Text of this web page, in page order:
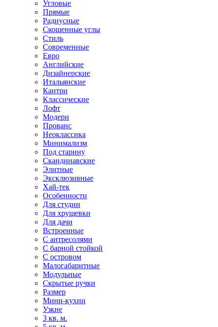
Угловые
Прямые
Радиусные
Скошенные углы
Стиль
Современные
Евро
Английские
Дизайнерские
Итальянские
Кантри
Классические
Лофт
Модерн
Прованс
Неоклассика
Минимализм
Под старину
Скандинавские
Элитные
Эксклюзивные
Хай-тек
Особенности
Для студии
Для хрущевки
Для дачи
Встроенные
С антресолями
С барной стойкой
С островом
Малогабаритные
Модульные
Скрытые ручки
Размер
Мини-кухни
Узкие
3 кв. м.